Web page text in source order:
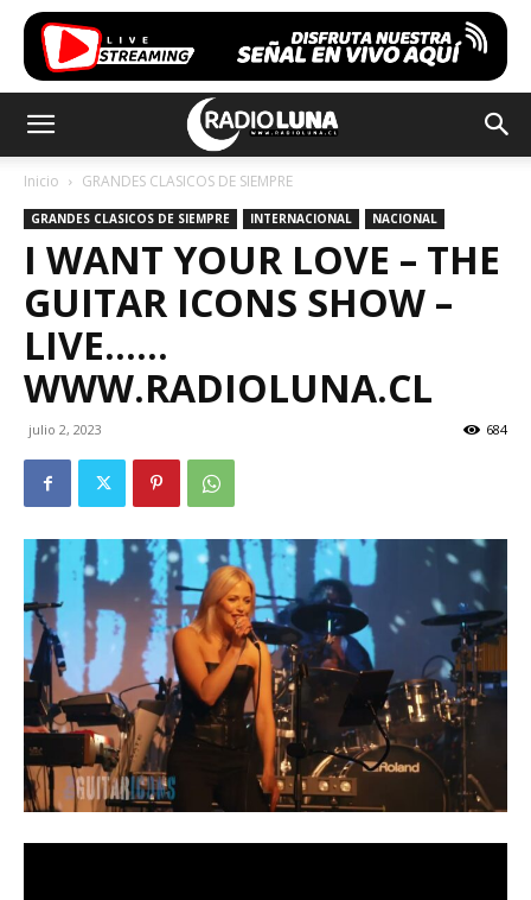
Inicio GRANDES CLASICOS DE SIEMPRE
GRANDES CLASICOS DE SIEMPRE INTERNACIONAL NACIONAL
I WANT YOUR LOVE – THE
GUITAR ICONS SHOW –
LIVE……
WWW.RADIOLUNA.CL
julio 2, 2023 684